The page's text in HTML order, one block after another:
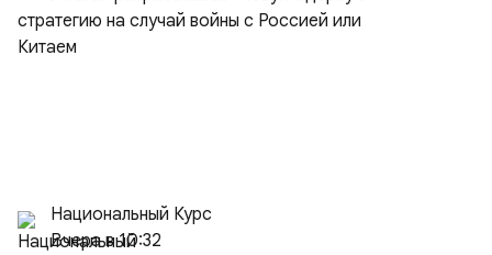
Национальный Курс
Вчера в 10:32